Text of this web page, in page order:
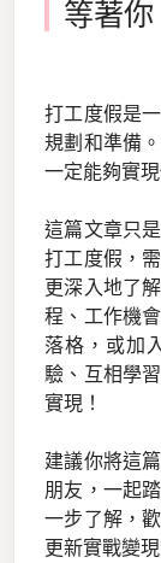
等著你
打工度假是
規劃和準備
一定能夠實
這篇文章只
打工度假，
更深入地了
程、工作機
落格，或加
驗、互相學
實現！
建議你將這
朋友，一起
一步了解，
更新實戰變